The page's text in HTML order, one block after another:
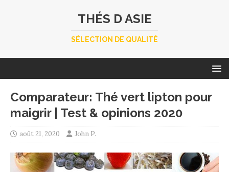
THÉS D ASIE
SÉLECTION DE QUALITÉ
Comparateur: Thé vert lipton pour
maigrir | Test & opinions 2020
août 21, 2020 John P.